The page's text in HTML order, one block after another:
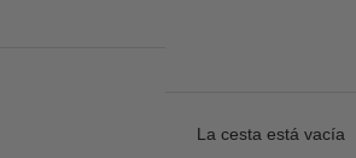
La cesta está vacía